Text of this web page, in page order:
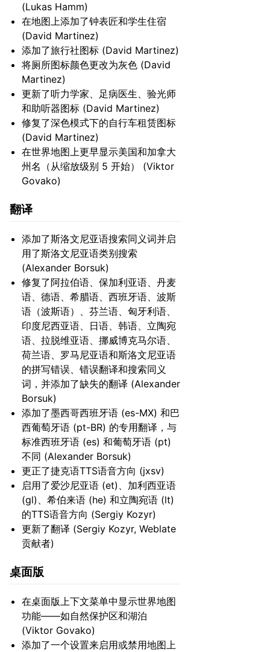
(Lukas Hamm)
在地图上添加了钟表匠和学生住宿
(David Martinez)
添加了旅行社图标 (David Martinez)
将厕所图标颜色更改为灰色 (David
Martinez)
更新了听力学家、足病医生、验光师
和助听器图标 (David Martinez)
修复了深色模式下的自行车租赁图标
(David Martinez)
在世界地图上更早显示美国和加拿大
州名（从缩放级别 5 开始） (Viktor
Govako)
翻译
添加了斯洛文尼亚语搜索同义词并启
用了斯洛文尼亚语类别搜索
(Alexander Borsuk)
修复了阿拉伯语、保加利亚语、丹麦
语、德语、希腊语、西班牙语、波斯
语（波斯语）、芬兰语、匈牙利语、
印度尼西亚语、日语、韩语、立陶宛
语、拉脱维亚语、挪威博克马尔语、
荷兰语、罗马尼亚语和斯洛文尼亚语
的拼写错误、错误翻译和搜索同义
词，并添加了缺失的翻译 (Alexander
Borsuk)
添加了墨西哥西班牙语 (es-MX) 和巴
西葡萄牙语 (pt-BR) 的专用翻译，与
标准西班牙语 (es) 和葡萄牙语 (pt)
不同 (Alexander Borsuk)
更正了捷克语TTS语音方向 (jxsv)
启用了爱沙尼亚语 (et)、加利西亚语
(gl)、希伯来语 (he) 和立陶宛语 (lt)
的TTS语音方向 (Sergiy Kozyr)
更新了翻译 (Sergiy Kozyr, Weblate
贡献者)
桌面版
在桌面版上下文菜单中显示世界地图
功能——如自然保护区和湖泊
(Viktor Govako)
添加了一个设置来启用或禁用地图上